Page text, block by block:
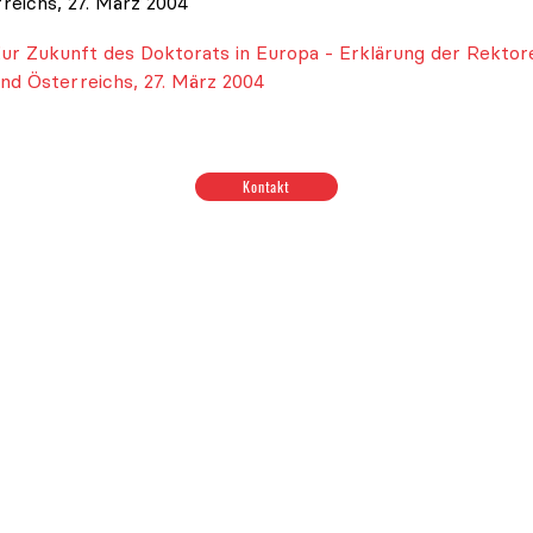
Zukunft des Doktorats in Europa - Erklärung der
Österreichs, 27. März 2004
Kontakt